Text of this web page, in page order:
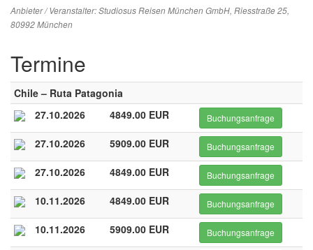
Anbieter / Veranstalter:Studiosus Reisen München GmbH, Riesstraße 25,
80992 München
Termine
Chile – Ruta Patagonia
27.10.2026
4849.00 EUR Buchungsanfrage
27.10.2026 5909.00 EUR Buchungsanfrage
27.10.2026 4849.00 EUR Buchungsanfrage
10.11.2026 4849.00 EUR Buchungsanfrage
10.11.2026 5909.00 EUR Buchungsanfrage